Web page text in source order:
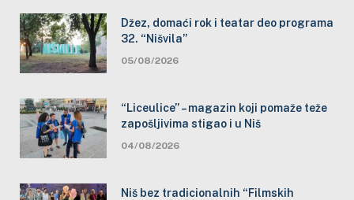
Džez, domaći rok i teatar deo programa
32. “Nišvila”
05/08/2026
“Liceulice” – magazin koji pomaže teže
zapošljivima stigao i u Niš
04/08/2026
Niš bez tradicionalnih “Filmskih